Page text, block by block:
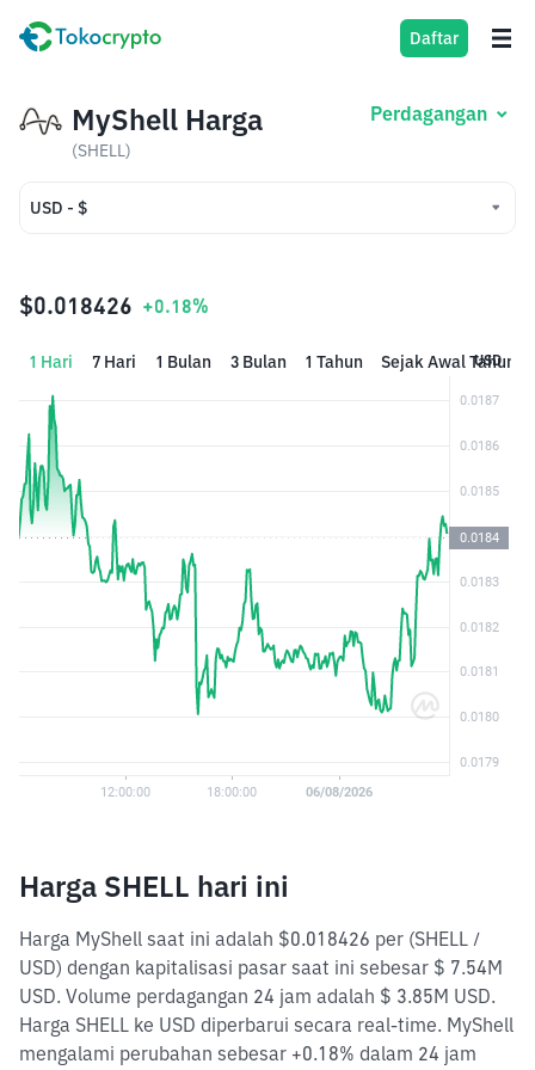
Daftar
MyShell Harga
(SHELL)
Perdagangan
USD - $
IDR - Rp
$0.018426 +0.18%
1 Hari 7 Hari 1 Bulan 3 Bulan 1 Tahun Sejak Awal Tahun
USD
Harga SHELL hari ini
Harga MyShell saat ini adalah $0.018426 per (SHELL /
USD) dengan kapitalisasi pasar saat ini sebesar $ 7.54M
USD. Volume perdagangan 24 jam adalah $ 3.85M USD.
Harga SHELL ke USD diperbarui secara real-time. MyShell
mengalami perubahan sebesar +0.18% dalam 24 jam